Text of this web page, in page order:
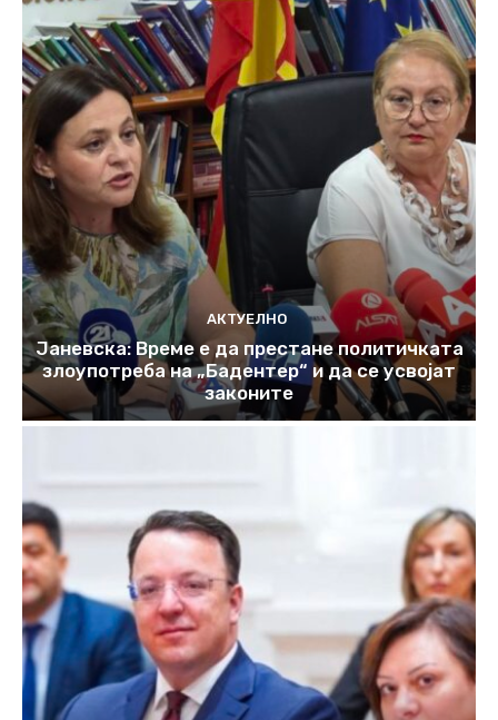
АКТУЕЛНО
Јаневска: Време е да престане политичката
злоупотреба на „Бадентер“ и да се усвојат
законите